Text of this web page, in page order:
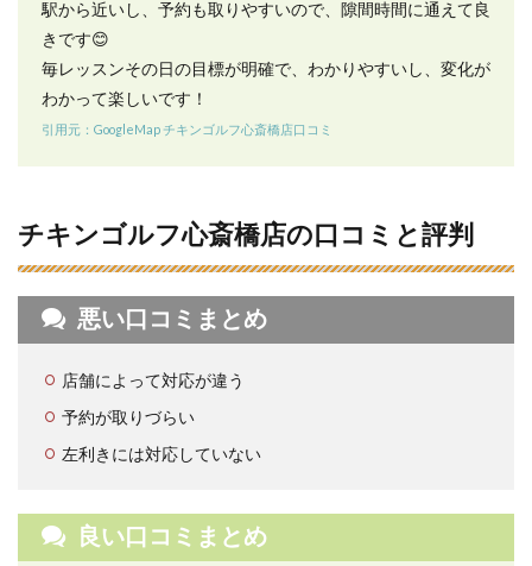
駅から近いし、予約も取りやすいので、隙間時間に通えて良
きです😊
毎レッスンその日の目標が明確で、わかりやすいし、変化が
わかって楽しいです！
引用元：GoogleMap チキンゴルフ心斎橋店口コミ
チキンゴルフ心斎橋店の口コミと評判
悪い口コミまとめ
店舗によって対応が違う
予約が取りづらい
左利きには対応していない
良い口コミまとめ